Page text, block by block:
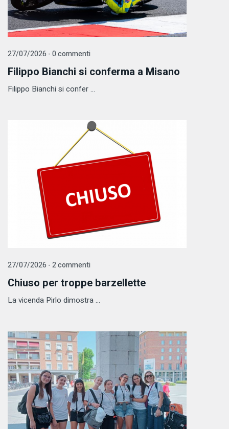
27/07/2026 - 0 commenti
Filippo Bianchi si conferma a Misano
Filippo Bianchi si confer ...
27/07/2026 - 2 commenti
Chiuso per troppe barzellette
La vicenda Pirlo dimostra ...